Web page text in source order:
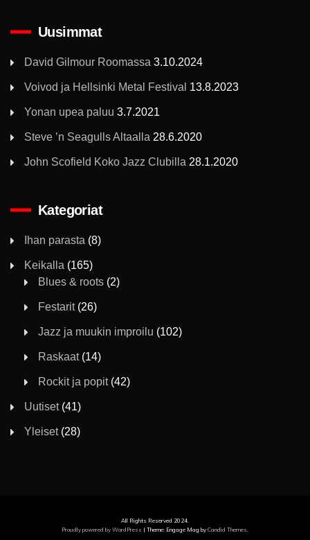
Uusimmat
David Gilmour Roomassa 3.10.2024
Voivod ja Hellsinki Metal Festival 13.8.2023
Yonan upea paluu 3.7.2021
Steve ’n Seagulls Altaalla 28.6.2020
John Scofield Koko Jazz Clubilla 28.1.2020
Kategoriat
Ihan parasta (8)
Keikalla (165)
Blues & roots (2)
Festarit(26)
Jazz ja muukin improilu (102)
Raskaat(14)
Rockit ja popit(42)
Uutiset(41)
Yleiset(28)
All Rights Reserved 2024.
Proudly powered by WordPress | Theme: Engage Mag by Candid Themes.